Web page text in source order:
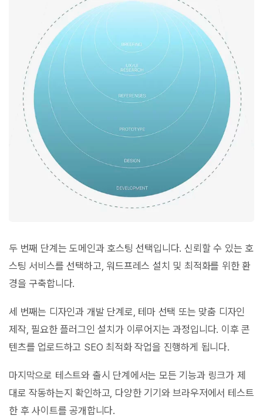
두 번째 단계는 도메인과 호스팅 선택입니다. 신뢰할 수 있는 호
스팅 서비스를 선택하고, 워드프레스 설치 및 최적화를 위한 환
경을 구축합니다.
세 번째는 디자인과 개발 단계로, 테마 선택 또는 맞춤 디자인
제작, 필요한 플러그인 설치가 이루어지는 과정입니다. 이후 콘
텐츠를 업로드하고 SEO 최적화 작업을 진행하게 됩니다.
마지막으로 테스트와 출시 단계에서는 모든 기능과 링크가 제
대로 작동하는지 확인하고, 다양한 기기와 브라우저에서 테스트
한 후 사이트를 공개합니다.